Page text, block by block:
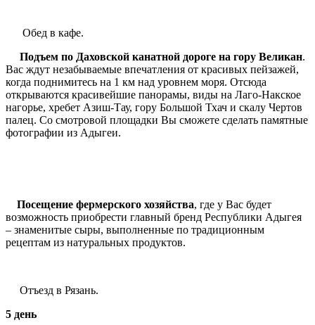
Обед в кафе.
Подъем по Даховской канатной дороге на гору Великан.
Вас ждут незабываемые впечатления от красивых пейзажей,
когда поднимитесь на 1 км над уровнем моря. Отсюда
открываются красивейшие панорамы, виды на Лаго-Накское
нагорье, хребет Азиш-Тау, гору Большой Тхач и скалу Чертов
палец. Со смотровой площадки Вы сможете сделать памятные
фотографии из Адыгеи.
Посещение фермерского хозяйства, где у Вас будет
возможность приобрести главный бренд Республики Адыгея
– знаменитые сыры, выполненные по традиционным
рецептам из натуральных продуктов.
Отъезд в Рязань.
5 день